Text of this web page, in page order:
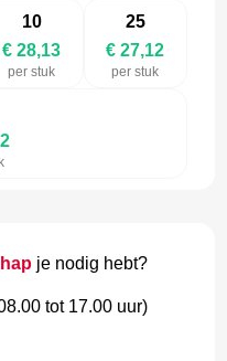
10
€ 28,13
per stuk
25
€ 27,12
per stuk
je nodig hebt?
tot 17.00 uur)